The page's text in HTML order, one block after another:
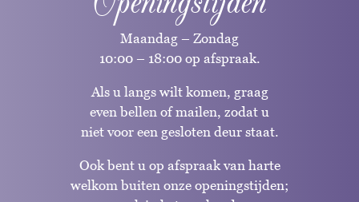
Maandag – Zondag
10:00 – 18:00 op afspraak.
Als u langs wilt komen, graag
even bellen of mailen, zodat u
niet voor een gesloten deur staat.
Ook bent u op afspraak van harte
welkom buiten onze openingstijden;